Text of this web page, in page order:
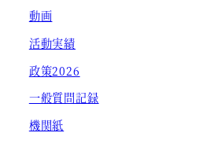
動画
活動実績
政策2026
一般質問記録
機関紙